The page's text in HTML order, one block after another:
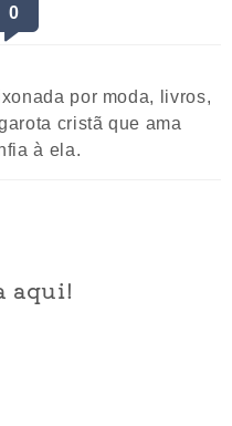
0
por moda, livros,
cristã que ama
à ela.
aqui!